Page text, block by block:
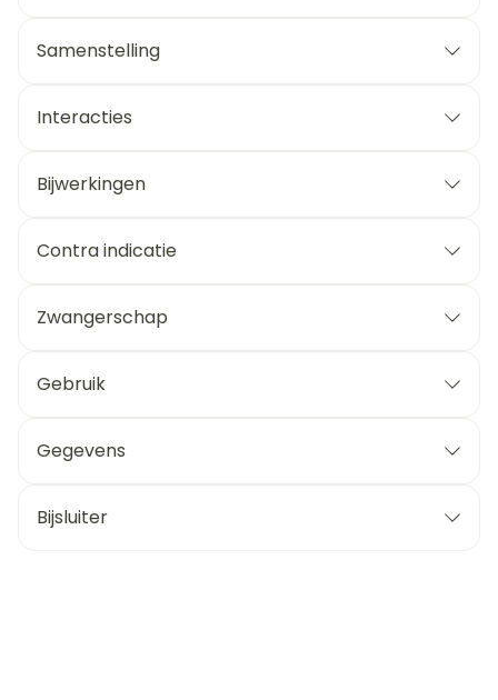
Samenstelling
Interacties
Bijwerkingen
Contra indicatie
Zwangerschap
Gebruik
Gegevens
Bijsluiter